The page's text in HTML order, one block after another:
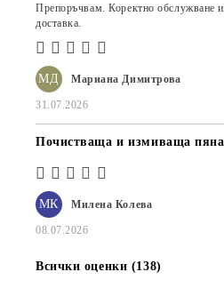
МД Мариана Димитрова
31.07.2026
Препоръчвам. Коректно обслужване
доставка.
МК Милена Колева
08.07.2026
Почистваща и измиваща
Всички оценки (138)